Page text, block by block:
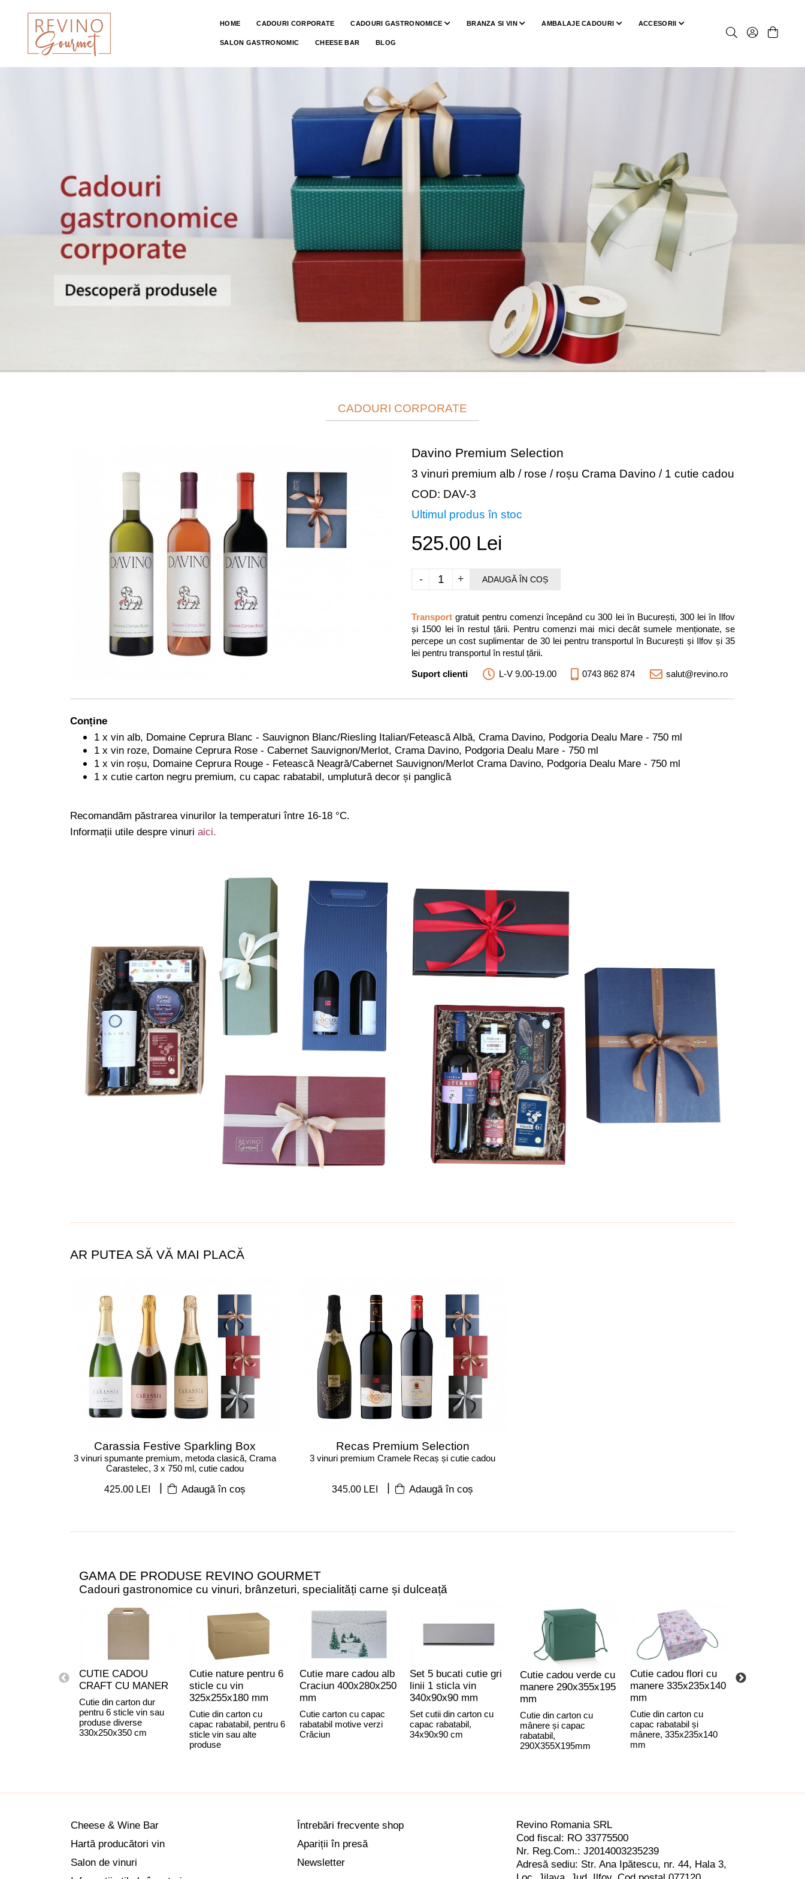
HOME CADOURI CORPORATE CADOURI GASTRONOMICE BRANZA SI VIN AMBALAJE CADOURI ACCESORII
SALON GASTRONOMIC CHEESE BAR BLOG
CADOURI CORPORATE
Davino Premium Selection
3 vinuri premium alb / rose / roșu Crama Davino / 1 cutie cadou
COD: DAV-3
Ultimul produs în stoc
525.00 Lei
+
- ADAUGĂ ÎN COȘ
Transport gratuit pentru comenzi începând cu 300 lei în București, 300 lei în Ilfov
și 1500 lei în restul țării. Pentru comenzi mai mici decât sumele menționate, se
percepe un cost suplimentar de 30 lei pentru transportul în București și Ilfov și 35
lei pentru transportul în restul țării.
Suport clienti L-V 9.00-19.00 0743 862 874 salut@revino.ro
Conține
1 x vin alb, Domaine Ceprura Blanc - Sauvignon Blanc/Riesling Italian/Fetească Albă, Crama Davino, Podgoria Dealu Mare - 750 ml
1 x vin roze, Domaine Ceprura Rose - Cabernet Sauvignon/Merlot, Crama Davino, Podgoria Dealu Mare - 750 ml
1 x vin roșu, Domaine Ceprura Rouge - Fetească Neagră/Cabernet Sauvignon/Merlot Crama Davino, Podgoria Dealu Mare - 750 ml
1 x cutie carton negru premium, cu capac rabatabil, umplutură decor și panglică
Recomandăm păstrarea vinurilor la temperaturi între 16-18 °C.
Informații utile despre vinuri aici.
AR PUTEA SĂ VĂ MAI PLACĂ
Carassia Festive Sparkling Box
3 vinuri spumante premium, metoda clasică, Crama
Carastelec, 3 x 750 ml, cutie cadou
425.00 LEI Adaugă în coș
Recas Premium Selection
3 vinuri premium Cramele Recaș și cutie cadou
345.00 LEI Adaugă în coș
GAMA DE PRODUSE REVINO GOURMET
Cadouri gastronomice cu vinuri, brânzeturi, specialități carne și dulceață
CUTIE CADOU
CRAFT CU MANER
Cutie din carton dur
pentru 6 sticle vin sau
produse diverse
330x250x350 cm
Cutie nature pentru 6
sticle cu vin
325x255x180 mm
Cutie din carton cu
capac rabatabil, pentru 6
sticle vin sau alte
produse
Cutie mare cadou alb
Craciun 400x280x250
mm
Cutie carton cu capac
rabatabil motive verzi
Crăciun
Set 5 bucati cutie gri
linii 1 sticla vin
340x90x90 mm
Set cutii din carton cu
capac rabatabil,
34x90x90 cm
Cutie cadou verde cu
manere 290x355x195
mm
Cutie din carton cu
mânere și capac
rabatabil,
290X355X195mm
Cutie cadou flori cu
manere 335x235x140
mm
Cutie din carton cu
capac rabatabil și
mânere, 335x235x140
mm
Cutie cadou
verde 2
Cheese & Wine Bar
Hartă producători vin
Salon de vinuri
Întrebări frecvente shop
Apariții în presă
Newsletter
Revino Romania SRL
Cod fiscal: RO 33775500
Nr. Reg.Com.: J2014003235239
Adresă sediu: Str. Ana Ipătescu, nr. 44, Hala 3,